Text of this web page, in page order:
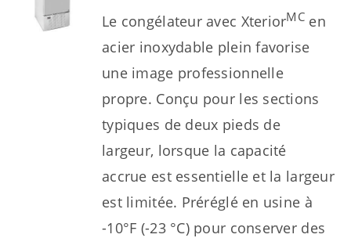
Le congélateur avec XteriorMCen
acier inoxydable plein favorise
une image professionnelle
propre. Conçu pour les sections
typiques de deux pieds de
largeur, lorsque la capacité
accrue est essentielle et la largeur
est limitée. Préréglé en usine à
-10°F (-23 °C) pour conserver des